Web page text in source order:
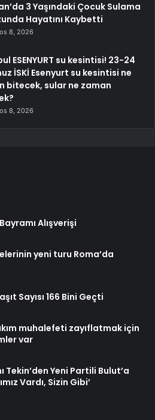
3 Yaşındaki Çocuk Sulama
Hayatını Kaybetti
8, 2026
ESENYURT su kesintisi! 23-24
İSKİ Esenyurt su kesintisi ne
bitecek, sular ne zaman
8, 2026
Alışverişi
yeni turu Roma’da
Sayısı 166 Bini Geçti
muhalefeti zayıflatmak için
var
Tekin’den Yeni Partili Bulut’a
Vardı, Sizin Gibi’